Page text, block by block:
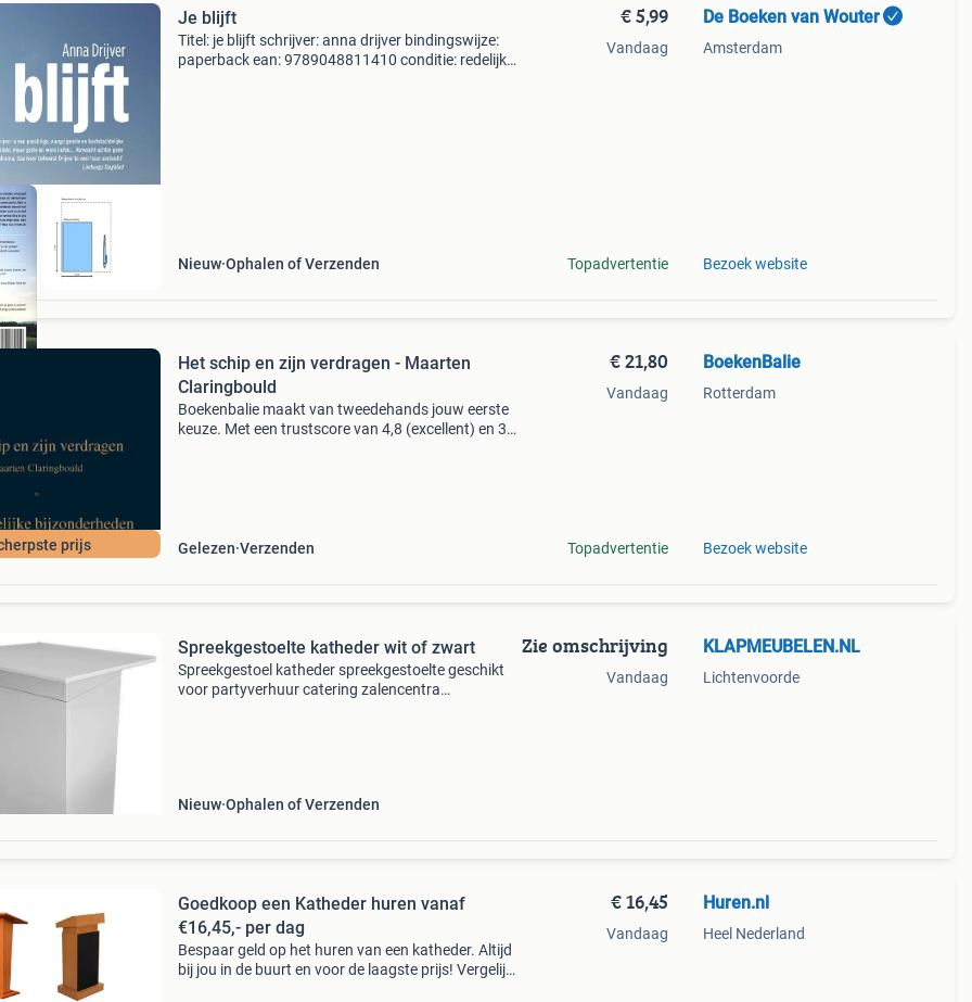
Je blijft
Titel: je blijft schrijver: anna drijver bindingswijze:
paperback ean: 9789048811410 conditie: redelijk
Nieuw Ophalen of Verzenden
€ 5,99
Vandaag
Topadvertentie
De Boeken van Wouter
Amsterdam
Bezoek website
prijs
Het schip en zijn verdragen - Maarten
Claringbould
Boekenbalie maakt van tweedehands jouw eerste
keuze. Met een trustscore van 4,8 (excellent) en 30
Gelezen Verzenden
€ 21,80
Vandaag
Topadvertentie
BoekenBalie
Rotterdam
Bezoek website
Spreekgestoelte katheder wit of zwart
Spreekgestoel katheder spreekgestoelte geschikt
voor partyverhuur catering zalencentra
Nieuw Ophalen of Verzenden
Zie omschrijving
Vandaag
KLAPMEUBELEN.NL
Lichtenvoorde
Goedkoop een Katheder huren vanaf
€16,45,- per dag
Bespaar geld op het huren van een katheder. Altijd
bij jou in de buurt en voor de laagste prijs! Vergelijk
€ 16,45
Vandaag
Huren.nl
Heel Nederland